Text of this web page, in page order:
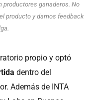
productores ganaderos. No
producto y darnos feedback
propio y optó
dentro del
Además de INTA